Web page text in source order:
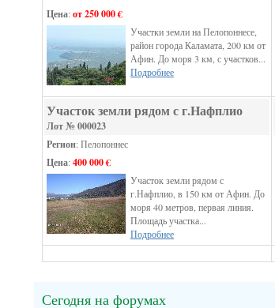
Цена:от 250 000 €
Участки земли на Пелопоннесе,
район города Каламата, 200 км от
Афин. До моря 3 км, с участков...
Подробнее
Участок земли рядом с г.Нафплио
Лот № 000023
Регион: Пелопоннес
Цена:400 000 €
Участок земли рядом с
г.Нафплио, в 150 км от Афин. До
моря 40 метров, первая линия.
Площадь участка...
Подробнее
Сегодня на форумах